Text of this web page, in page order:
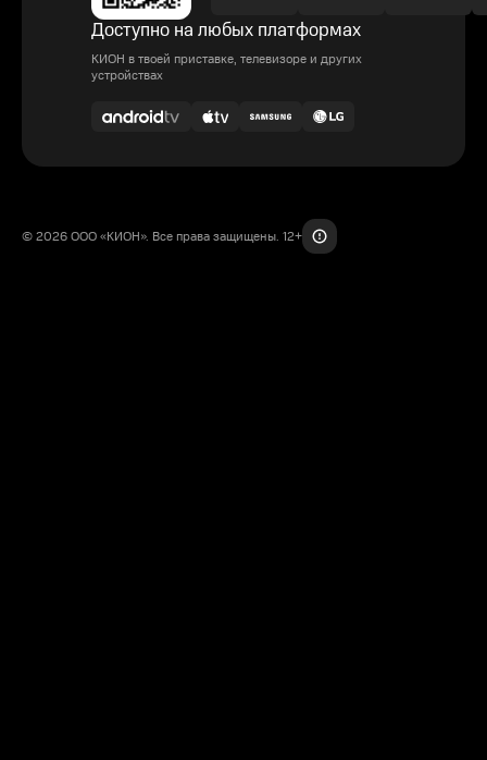
Доступно на любых платформах
КИОН в твоей приставке, телевизоре и других
устройствах
© 2026 ООО «КИОН». Все права защищены. 12+